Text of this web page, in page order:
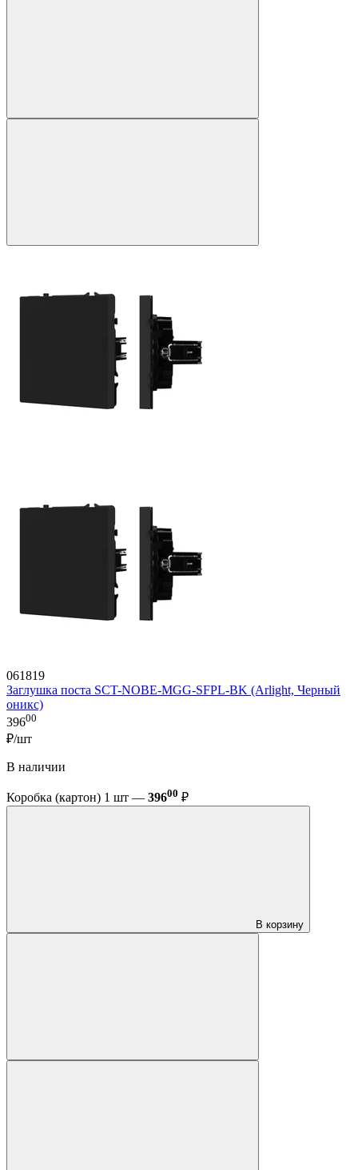
061819
Заглушка поста SCT-NOBE-MGG-SFPL-BK (Arlight, Черный
оникс)
39600
₽/шт
В наличии
Коробка (картон) 1 шт — 39600 ₽
В корзину